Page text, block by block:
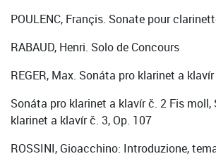
POULENC, Françis. Sonate pour
RABAUD, Henri. Solo de Concours
REGER, Max. Sonáta pro klarinet a
Sonáta pro klarinet a klavír č. 2 Fis moll,
klarinet a klavír č. 3, Op. 107
ROSSINI, Gioacchino: Introduzione,